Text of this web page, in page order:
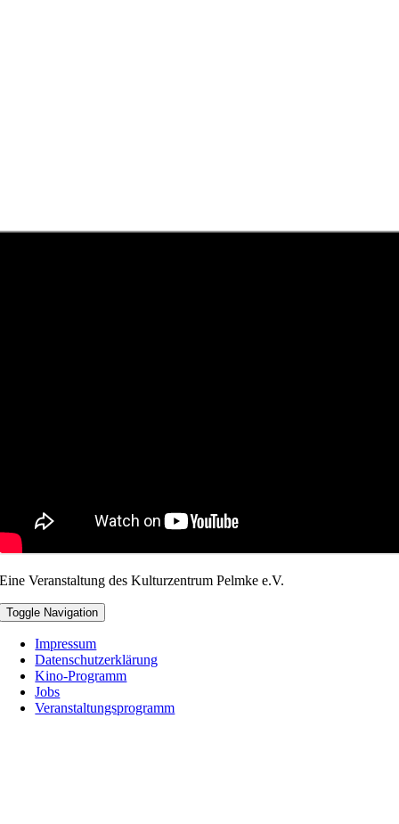
Eine Veranstaltung des Kulturzentrum Pelmke e.V.
Toggle Navigation
Impressum
Datenschutzerklärung
Kino-Programm
Jobs
Veranstaltungsprogramm